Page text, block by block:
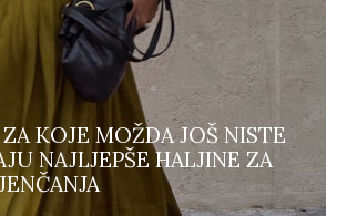
KOJE MOŽDA JOŠ NISTE
NAJLJEPŠE HALJINE ZA